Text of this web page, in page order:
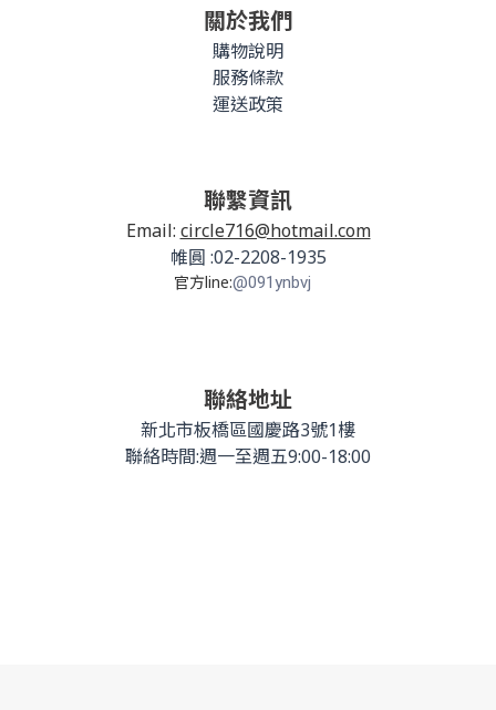
關於我們
購物說明
服務條款
運送政策
聯繫資訊
Email: circle716@hotmail.com
帷圓 :02-2208-1935
官方line:@091ynbvj
聯絡地址
新北市板橋區國慶路3號1樓
聯絡時間:週一至週五9:00-18:00